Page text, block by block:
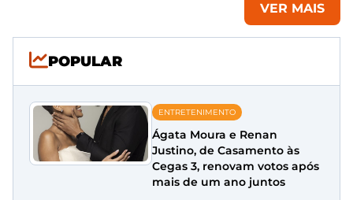
VER MAIS
POPULAR
ENTRETENIMENTO
Ágata Moura e Renan
Justino, de Casamento às
Cegas 3, renovam votos após
mais de um ano juntos